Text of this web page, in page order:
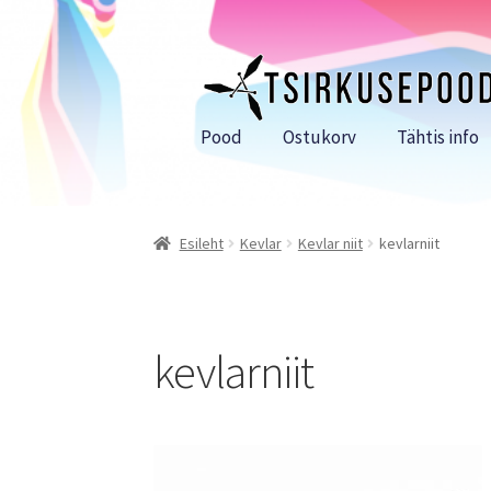
Liigu
navigeerimisele
Liigu
sisu
Pood Ostukorv Tähtis info
Esileht Kevlar Kevlar niit kevlarniit
kevlarniit